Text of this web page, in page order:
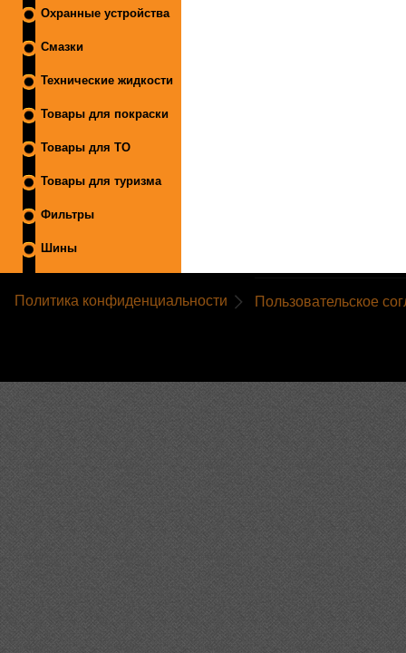
Охранные устройства
Смазки
Технические жидкости
Товары для покраски
Товары для ТО
Товары для туризма
Фильтры
Шины
Политика конфиденциальности Пользовательское